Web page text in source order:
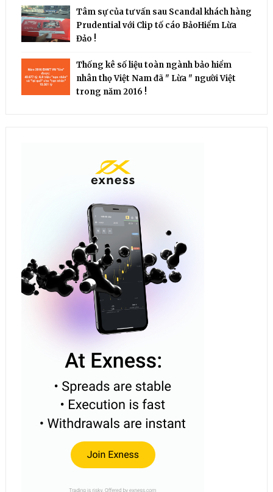
Tâm sự của tư vấn sau Scandal khách hàng
Prudential với Clip tố cáo BảoHiểm Lừa
Đảo !
Thống kê số liệu toàn ngành bảo hiểm
nhân thọ Việt Nam đã " Lừa " người Việt
trong năm 2016 !